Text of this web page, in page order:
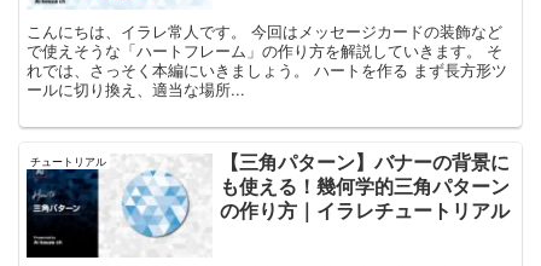
こんにちは、イラレ常人です。 今回はメッセージカードの装飾など
で使えそうな「ハートフレーム」の作り方を解説していきます。 そ
れでは、さっそく本編にいきましょう。 ハートを作る まず長方形ツ
ールに切り換え、適当な場所...
チュートリアル
【三角パターン】バナーの背景に
も使える！幾何学的三角パターン
の作り方｜イラレチュートリアル